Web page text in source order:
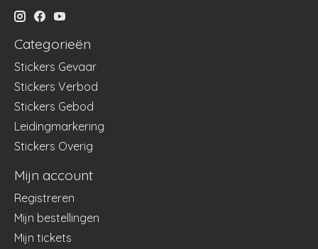
Categorieën
Stickers Gevaar
Stickers Verbod
Stickers Gebod
Leidingmarkering
Stickers Overig
Mijn account
Registreren
Mijn bestellingen
Mijn tickets